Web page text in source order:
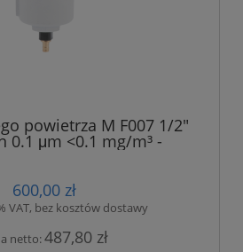
powietrza M F007 1/2"
0.1 μm <0.1 mg/m³ -
dokładny
600,00 zł
VAT, bez kosztów dostawy
netto:487,80 zł